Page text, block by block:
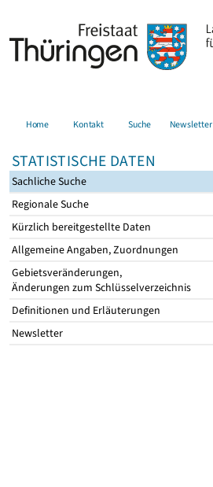
Home Kontakt Suche Newsletter
STATISTISCHE DATEN
Sachliche Suche
Regionale Suche
Kürzlich bereitgestellte Daten
Allgemeine Angaben, Zuordnungen
Gebietsveränderungen,
Änderungen zum Schlüsselverzeichnis
Definitionen und Erläuterungen
Newsletter